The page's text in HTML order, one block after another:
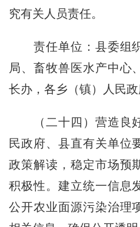
究有关人员责任。
责任单位：县委组织
局、畜牧兽医水产中心
长办，各乡（镇）人民
（二十四）营造良好
民政府、县直有关单位
政策解读，稳定市场预
积极性。建立统一信息
公开农业面源污染治理